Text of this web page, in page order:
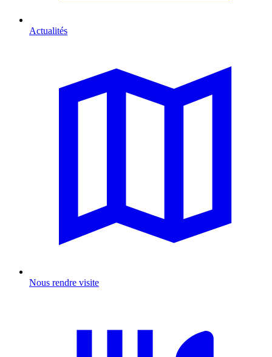
Actualités
Nous rendre visite